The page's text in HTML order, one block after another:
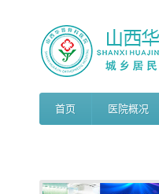
首页 医院概况